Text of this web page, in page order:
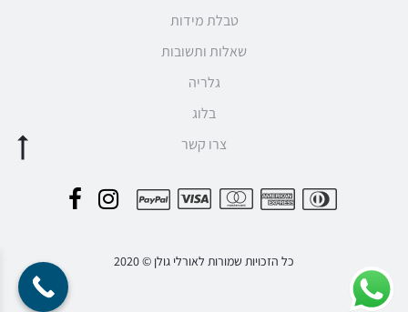
טבלת מידות
שאלות ותשובות
גלריה
בלוג
צרו קשר
y
e
b
כל הזכויות שמורות לאורלי גולן © 2020